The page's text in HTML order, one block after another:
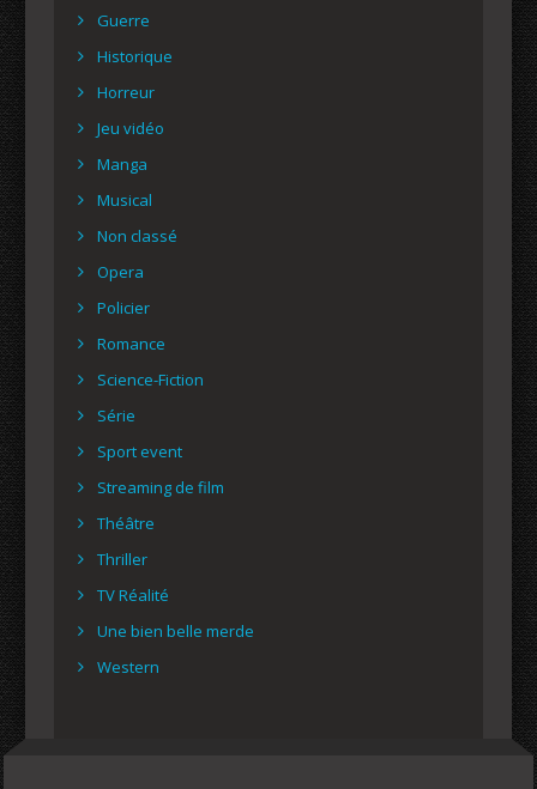
Guerre
Historique
Horreur
Jeu vidéo
Manga
Musical
Non classé
Opera
Policier
Romance
Science-Fiction
Série
Sport event
Streaming de film
Théâtre
Thriller
TV Réalité
Une bien belle merde
Western